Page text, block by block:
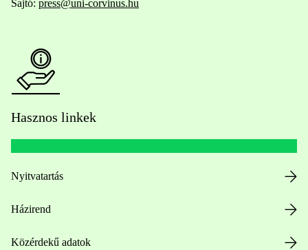
Sajtó: press@uni-corvinus.hu
Hasznos linkek
Nyitvatartás
Házirend
Közérdekű adatok